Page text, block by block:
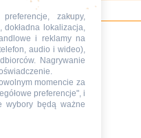
zakupy,
lokalizacja,
i reklamy na
audio i wideo),
Nagrywanie
momencie za
preferencje", i
wybory będą ważne